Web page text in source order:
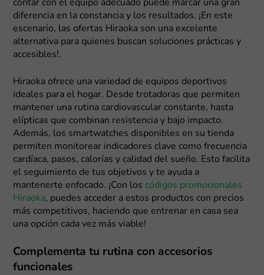
contar con el equipo adecuado puede marcar una gran
diferencia en la constancia y los resultados. ¡En este
escenario, las ofertas Hiraoka son una excelente
alternativa para quienes buscan soluciones prácticas y
accesibles!.
Hiraoka ofrece una variedad de equipos deportivos
ideales para el hogar. Desde trotadoras que permiten
mantener una rutina cardiovascular constante, hasta
elípticas que combinan resistencia y bajo impacto.
Además, los smartwatches disponibles en su tienda
permiten monitorear indicadores clave como frecuencia
cardíaca, pasos, calorías y calidad del sueño. Esto facilita
el seguimiento de tus objetivos y te ayuda a
mantenerte enfocado. ¡Con los códigos promocionales
Hiraoka, puedes acceder a estos productos con precios
más competitivos, haciendo que entrenar en casa sea
una opción cada vez más viable!
Complementa tu rutina con accesorios
funcionales